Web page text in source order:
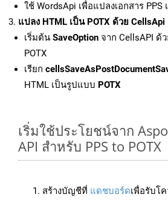
ใช้ WordsApi เพื่อแปลงเอกสาร PPS
แปลง HTML เป็น POTX ด้วย CellsApi
เริ่มต้น SaveOption จาก CellsAPI ด้
POTX
เรียก
HTML เป็นรูปแบบ POTX
เริ่มใช้ประโยชน์จาก
API สำหรับ PPS to POTX
สร้างบัญชีที่ แดชบอร์ดเพื่อรับโ